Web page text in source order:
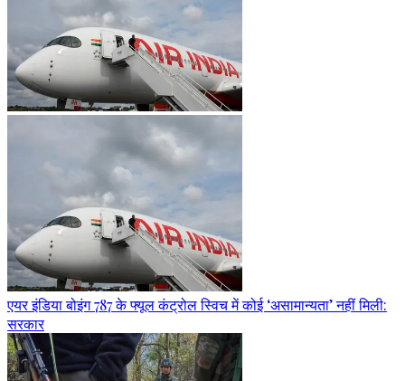
एयर इंडिया बोइंग 787 के फ्यूल कंट्रोल स्विच में कोई ‘असामान्यता’ नहीं मिली:
सरकार